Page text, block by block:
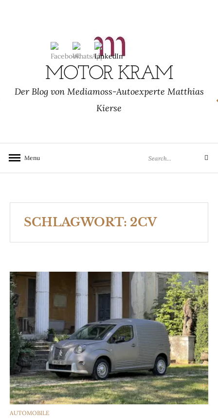
MOTOR KRAM
Der Blog von Mediamoss-Autoexperte Matthias
Kierse
Menu
for:
Search
SCHLAGWORT: 2CV
CATEGORIES
AUTOMOBILE